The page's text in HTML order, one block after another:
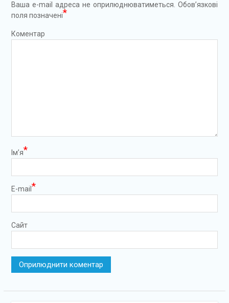
Ваша e-mail адреса не оприлюднюватиметься. Обов’язкові
поля позначені*
Коментар
Ім’я*
E-mail *
Сайт